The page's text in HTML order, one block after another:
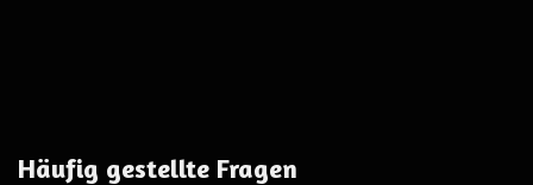
Häufig gestellte Fragen